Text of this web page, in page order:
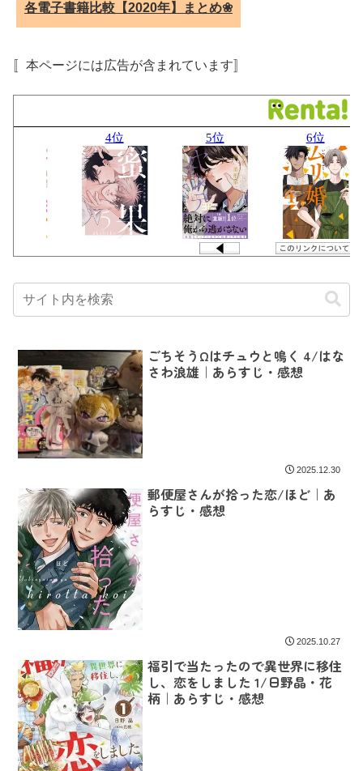
各電子書籍比較【2020年】まとめ❀
〚本ページには広告が含まれています〛
ごちそうΩはチュウと鳴く 4/はな
さわ浪雄｜あらすじ・感想
2025.12.30
郵便屋さんが拾った恋/ほど｜あ
らすじ・感想
2025.10.27
福引で当たったので異世界に移住
し、恋をしました 1/日野晶・花
柄｜あらすじ・感想